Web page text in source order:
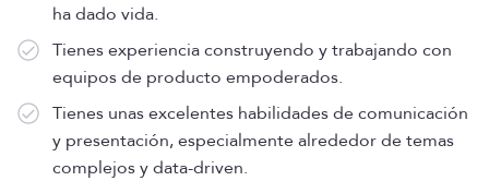
ha dado vida.
Tienes experiencia construyendo y trabajando con
equipos de producto empoderados.
Tienes unas excelentes habilidades de comunicación
y presentación, especialmente alrededor de temas
complejos y data-driven.